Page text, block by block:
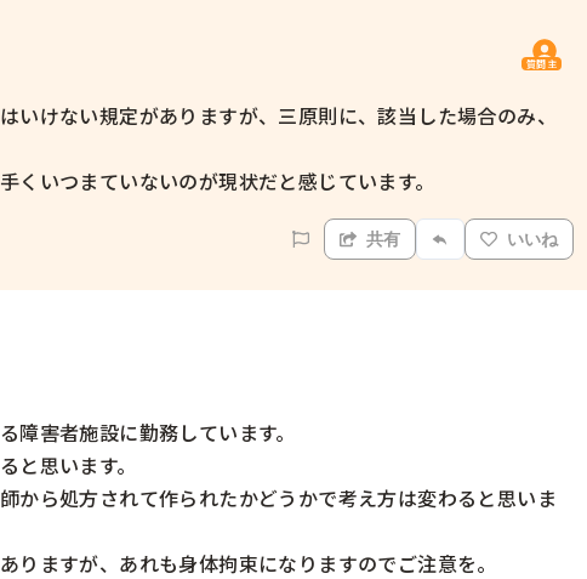
質問主
いけない規定がありますが、三原則に、該当した場合のみ、
いつまていないのが現状だと感じています。
共有 いいね
害者施設に勤務しています。
と思います。
から処方されて作られたかどうかで考え方は変わると思いま
りますが、あれも身体拘束になりますのでご注意を。